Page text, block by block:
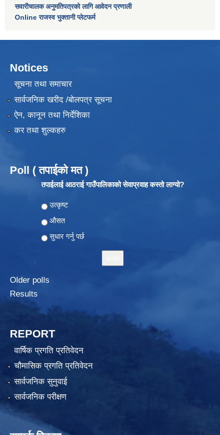
सवारीचालक अनुमतिपत्रको लागि आवेदन प्रणाली
Online राजस्व भुक्तानी प्लेटफर्म
Notices
सूचना तथा समाचार
सार्वजनिक खरीद /बोलपत्र सूचना
ऐन, कानून तथा निर्देशिका
कर तथा शुल्कहरु
Poll ( तपाईको मत )
तपाईलाई आठराई गाउँपालिकाको सेवाप्रवाह कस्तो लाग्यो?
Choices
उत्कृष्ट
औसत
सुधार गर्नु पर्छ
Older polls
Results
REPORT
वार्षिक प्रगति प्रतिवेदन
चौमासिक प्रगति प्रतिवेदन
सार्वजनिक सुनुवाई
सार्वजनिक परीक्षण